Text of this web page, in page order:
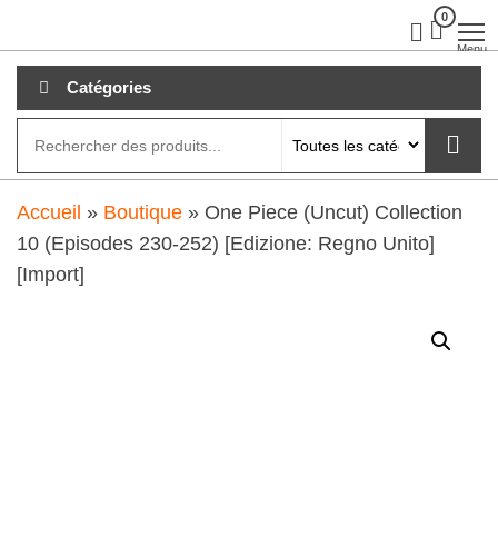
au
contenu
0
Menu
Catégories
Accueil » Boutique » One Piece (Uncut) Collection
10 (Episodes 230-252) [Edizione: Regno Unito]
[Import]